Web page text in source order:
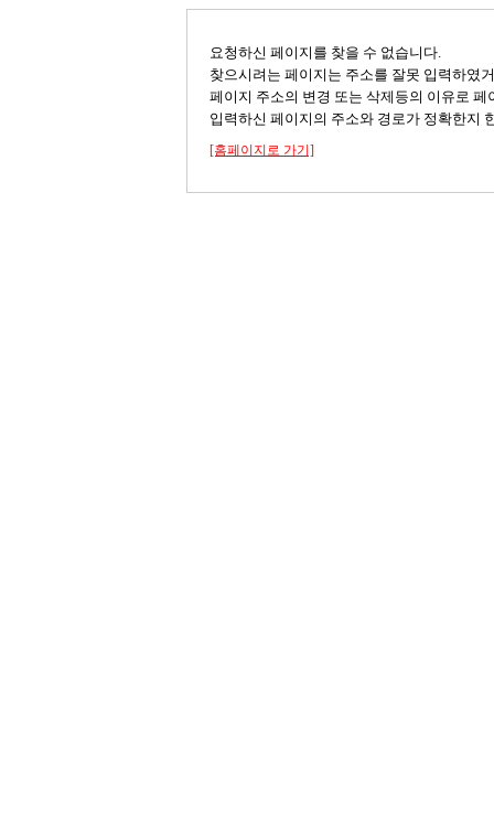
요청하신 페이지를 찾을 수 없습니다.
찾으시려는 페이지는 주소를 잘못 입력하였
페이지 주소의 변경 또는 삭제등의 이유로 페
입력하신 페이지의 주소와 경로가 정확한지
[홈페이지로 가기]